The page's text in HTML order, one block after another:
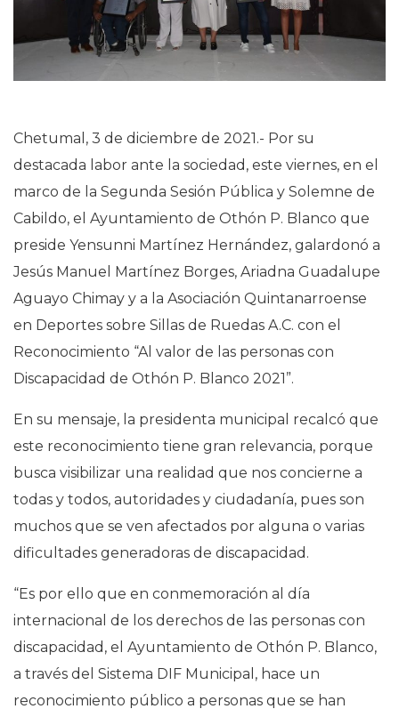
Chetumal, 3 de diciembre de 2021.- Por su
destacada labor ante la sociedad, este viernes, en el
marco de la Segunda Sesión Pública y Solemne de
Cabildo, el Ayuntamiento de Othón P. Blanco que
preside Yensunni Martínez Hernández, galardonó a
Jesús Manuel Martínez Borges, Ariadna Guadalupe
Aguayo Chimay y a la Asociación Quintanarroense
en Deportes sobre Sillas de Ruedas A.C. con el
Reconocimiento “Al valor de las personas con
Discapacidad de Othón P. Blanco 2021”.
En su mensaje, la presidenta municipal recalcó que
este reconocimiento tiene gran relevancia, porque
busca visibilizar una realidad que nos concierne a
todas y todos, autoridades y ciudadanía, pues son
muchos que se ven afectados por alguna o varias
dificultades generadoras de discapacidad.
“Es por ello que en conmemoración al día
internacional de los derechos de las personas con
discapacidad, el Ayuntamiento de Othón P. Blanco,
a través del Sistema DIF Municipal, hace un
reconocimiento público a personas que se han